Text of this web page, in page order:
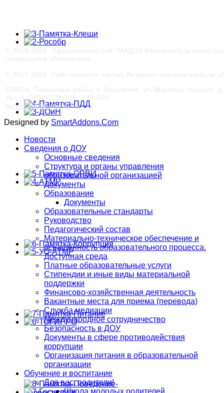
bords@obraz-tmr.ru
Designed by SmartAddons.Com
Новости
Сведения о ДОУ
Основные сведения
Структура и органы управления
образовательной организацией
Документы
Образование
Документы
Образовательные стандарты
Руководство
Педагогический состав
Материально-техническое обеспечение и
оснащенность образовательного процесса.
Доступная среда
Платные образовательные услуги
Стипендии и иные виды материальной
поддержки
Финансово-хозяйственная деятельность
Вакантные места для приема (перевода)
Служба медиации
Международное сотрудничество
Безопасность в ДОУ
Документы в сфере противодействия
коррупции
Организация питания в образовательной
организации
Обучение и воспитание
Для вас, родители!